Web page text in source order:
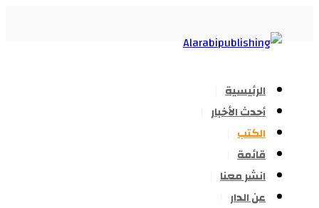
الرئيسية
أحدث الأخبار
الكتب
قائمة
انشر معنا
عن الدار